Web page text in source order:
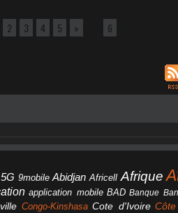
2 3 4 5 » 6
5G 9mobile Abidjan Africell Afrique
application mobile BAD Banque
Congo-Kinshasa Cote d'Ivoire